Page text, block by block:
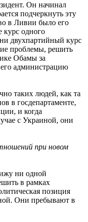
Он начинал
подчеркнуть эту
в Ливии было его
одного
двухпартийный курс
проблемы, решить
Обамы за
его администрацию
таких людей, как та
в госдепартаменте,
и когда
с Украиной, они
при новом
ни одной
в рамках
позиция
Они пребывают в